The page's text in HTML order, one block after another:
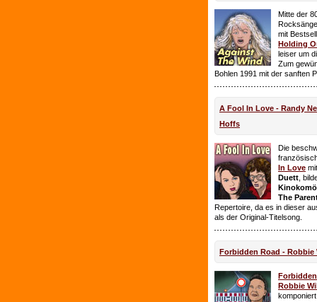
Mitte der
mit
Holding
leiser um
Zum
Bohlen 1991 mit der sanften
A Fool In Love - Randy
Hoffs
Die
In Love
Duett ,
The
Repertoire, da es in dieser
als der Original-Titelsong.
Forbidden Road - Robbie
Robbie